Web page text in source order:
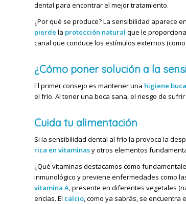
dental para encontrar el mejor tratamiento.
¿Por qué se produce? La sensibilidad aparece
pierde la protección natural que le
canal que conduce los estímulos externos
¿Cómo poner solución a la
El primer consejo es mantener una higiene
el frío. Al tener una boca sana, el riesgo de
Cuida tu alimentación
Si la sensibilidad dental al frío la provoca la
rica en vitaminasy otros elementos
¿Qué vitaminas destacamos como
inmunológico y previene enfermedades como
vitamina A, presente en diferentes vegetales
encías. El calcio, como ya sabrás, se encuentra